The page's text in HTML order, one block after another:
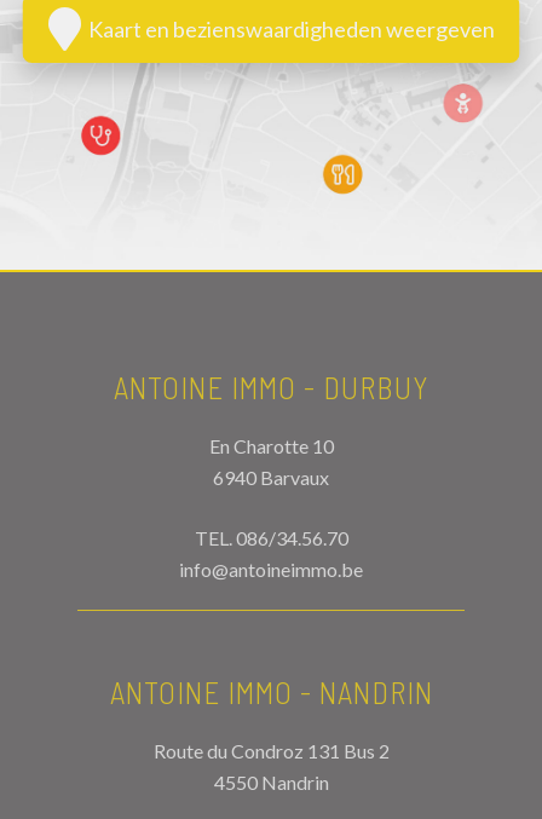
Kaart en bezienswaardigheden weergeven
ANTOINE IMMO - DURBUY
En Charotte 10
6940 Barvaux
TEL.086/34.56.70
info@antoineimmo.be
ANTOINE IMMO - NANDRIN
Route du Condroz 131 Bus 2
4550 Nandrin